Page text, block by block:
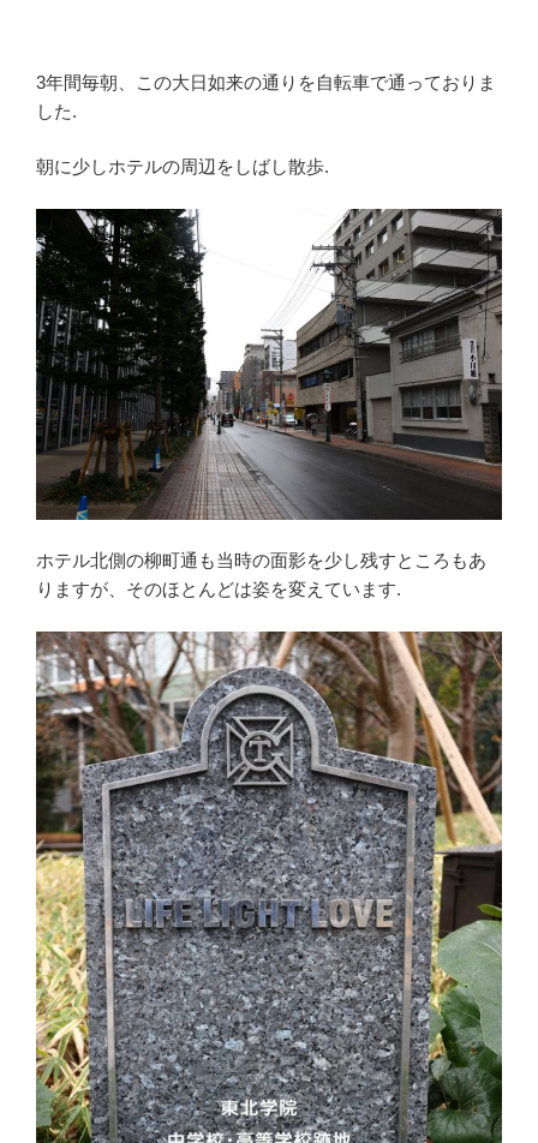
3年間毎朝、この大日如来の通りを自転車で通っておりま
した.
朝に少しホテルの周辺をしばし散歩.
ホテル北側の柳町通も当時の面影を少し残すところもあ
りますが、そのほとんどは姿を変えています.